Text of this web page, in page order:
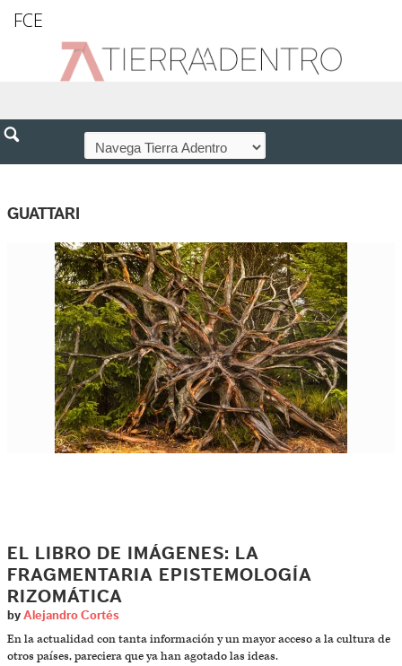
FCE
GUATTARI
EL LIBRO DE IMÁGENES: LA
FRAGMENTARIA EPISTEMOLOGÍA
RIZOMÁTICA
by Alejandro Cortés
En la actualidad con tanta información y un mayor acceso a la cultura de
otros países, pareciera que ya han agotado las ideas.